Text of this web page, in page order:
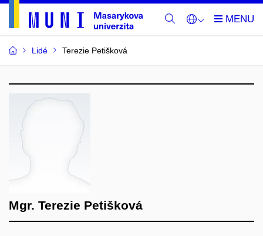
Lidé Terezie Petišková
Mgr. Terezie Petišková